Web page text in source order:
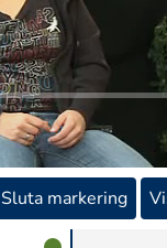
Sluta markering